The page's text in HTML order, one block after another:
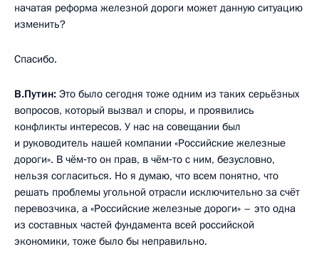
начатая реформа железной дороги может данную ситуацию
изменить?
Спасибо.
В.Путин: Это было сегодня тоже одним из таких серьёзных
вопросов, который вызвал и споры, и проявились
конфликты интересов. У нас на совещании был
и руководитель нашей компании «Российские железные
дороги». В чём‑то он прав, в чём‑то с ним, безусловно,
нельзя согласиться. Но я думаю, что всем понятно, что
решать проблемы угольной отрасли исключительно за счёт
перевозчика, а «Российские железные дороги» – это одна
из составных частей фундамента всей российской
экономики, тоже было бы неправильно.